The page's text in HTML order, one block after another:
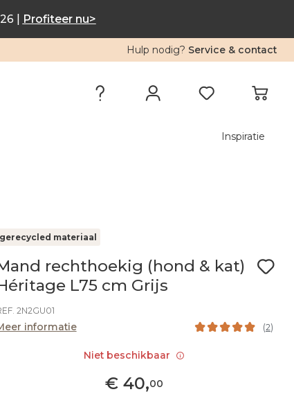
| Profiteer nu>
Hulp nodig? Service & contact
Inspiratie
gerecycled materiaal
rechthoekig (hond & kat)
L75 cm Grijs
2N2GU01
informatie (2)
€40,00